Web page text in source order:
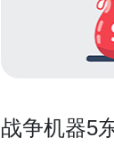
战争机器5